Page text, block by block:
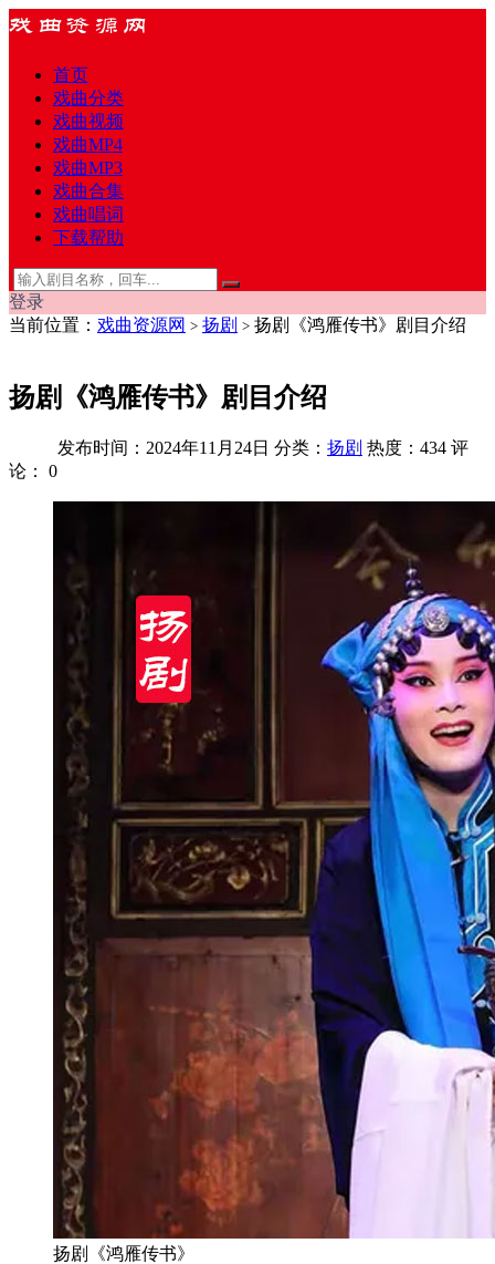
首页
戏曲分类
戏曲视频
戏曲MP4
戏曲MP3
戏曲合集
戏曲唱词
下载帮助
登录
当前位置： 戏曲资源网 > 扬剧 > 扬剧《鸿雁传书》剧目介绍
扬剧《鸿雁传书》剧目介绍
发布时间：2024年11月24日 分类： 扬剧 热度：434 评
论：
0
扬剧《鸿雁传书》